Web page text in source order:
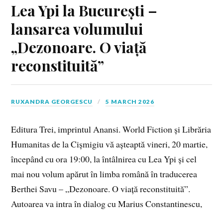
Lea Ypi la București –
lansarea volumului
„Dezonoare. O viață
reconstituită”
RUXANDRA GEORGESCU 5 MARCH 2026
Editura Trei, imprintul Anansi. World Fiction și Librăria
Humanitas de la Cișmigiu vă așteaptă vineri, 20 martie,
începând cu ora 19:00, la întâlnirea cu Lea Ypi și cel
mai nou volum apărut în limba română în traducerea
Berthei Savu – „Dezonoare. O viață reconstituită”.
Autoarea va intra în dialog cu Marius Constantinescu,